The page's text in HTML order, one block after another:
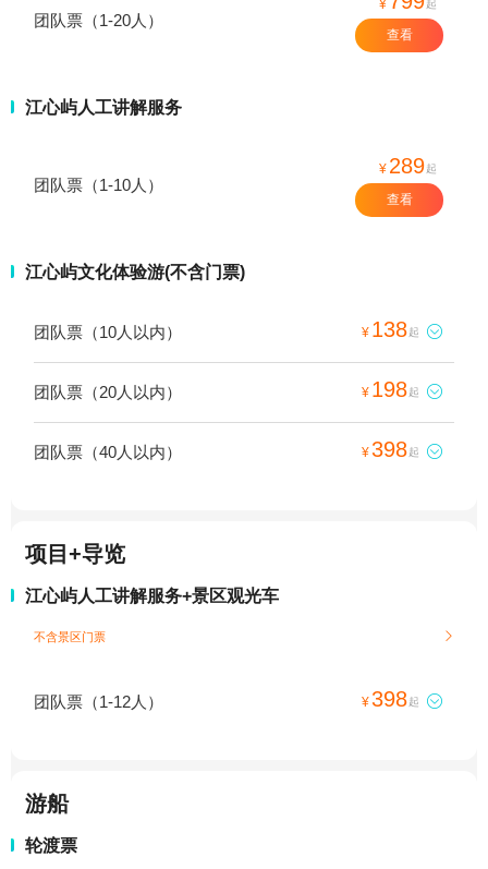
团队票（1-20人）
¥ 起
查看
江心屿人工讲解服务
团队票（1-10人）
¥ 289起
查看
江心屿文化体验游(不含门票)
团队票（10人以内） ¥ 138起 
团队票（20人以内） ¥ 198起 
团队票（40人以内） ¥398起 
项目+导览
江心屿人工讲解服务+景区观光车
不含景区门票 
团队票（1-12人） ¥398起 
游船
轮渡票